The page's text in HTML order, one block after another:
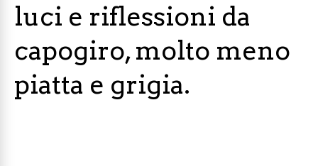
luci e riflessioni da
capogiro, molto meno
piatta e grigia.